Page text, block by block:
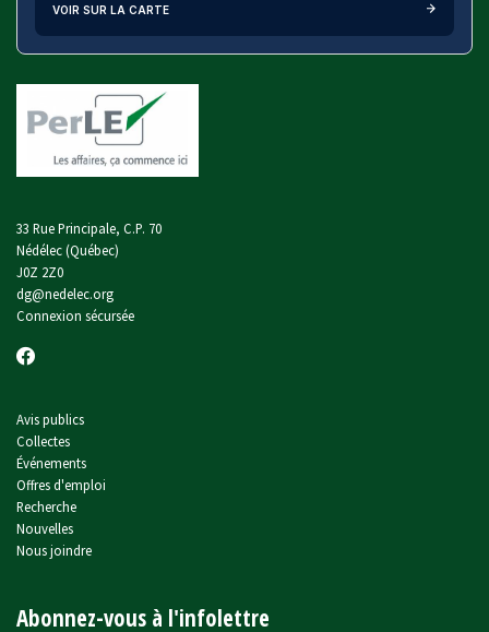
VOIR SUR LA CARTE
33 Rue Principale, C.P. 70
Nédélec (Québec)
J0Z 2Z0
dg@nedelec.org
Connexion sécursée
Avis publics
Collectes
Événements
Offres d'emploi
Recherche
Nouvelles
Nous joindre
Abonnez-vous à l'infolettre